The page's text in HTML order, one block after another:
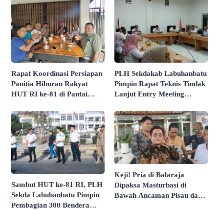
Rapat Koordinasi Persiapan
Panitia Hiburan Rakyat
HUT RI ke-81 di Pantai
Dimatangkan
PLH Sekdakab Labuhanbatu
Pimpin Rapat Teknis Tindak
Lanjut Entry Meeting
Pelayanan Publik Oleh
Ombudsman RI Tahun 2026
Sambut HUT ke-81 RI, PLH
Sekda Labuhanbatu Pimpin
Pembagian 300 Bendera
Keji! Pria di Balaraja
Dipaksa Masturbasi di
Bawah Ancaman Pisau dan